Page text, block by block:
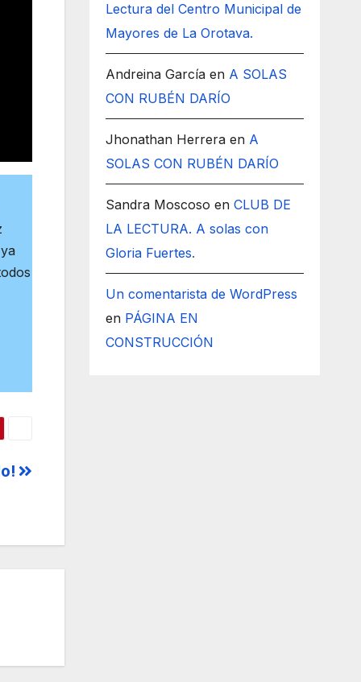
Lectura del Centro Municipal de
Mayores de La Orotava.
Andreina Garcíaen A SOLAS
CON RUBÉN DARÍO
Jhonathan Herreraen A
SOLAS CON RUBÉN DARÍO
Sandra Moscoso en CLUB DE
LA LECTURA. A solas con
Gloria Fuertes.
Un comentarista de WordPress
en PÁGINA EN
CONSTRUCCIÓN